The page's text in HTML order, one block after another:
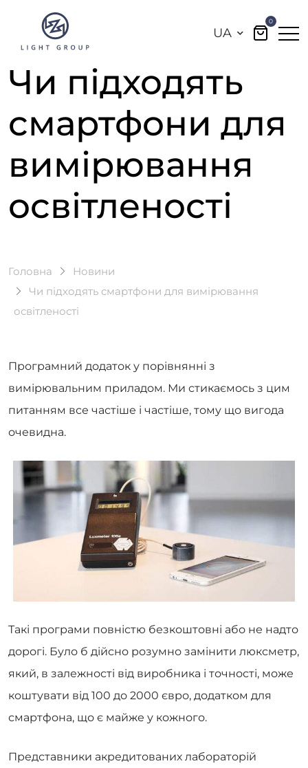
UA
0
Чи підходять
смартфони для
вимірювання
освітленості
Головна
Новини
Чи підходять смартфони для вимірювання
освітленості
Програмний додаток у порівнянні з
вимірювальним приладом. Ми стикаємось з цим
питанням все частіше і частіше, тому що вигода
очевидна.
Такі програми повністю безкоштовні або не надто
дорогі. Було б дійсно розумно замінити люксметр,
який, в залежності від виробника і точності, може
коштувати від 100 до 2000 євро, додатком для
смартфона, що є майже у кожного.
Представники акредитованих лабораторій